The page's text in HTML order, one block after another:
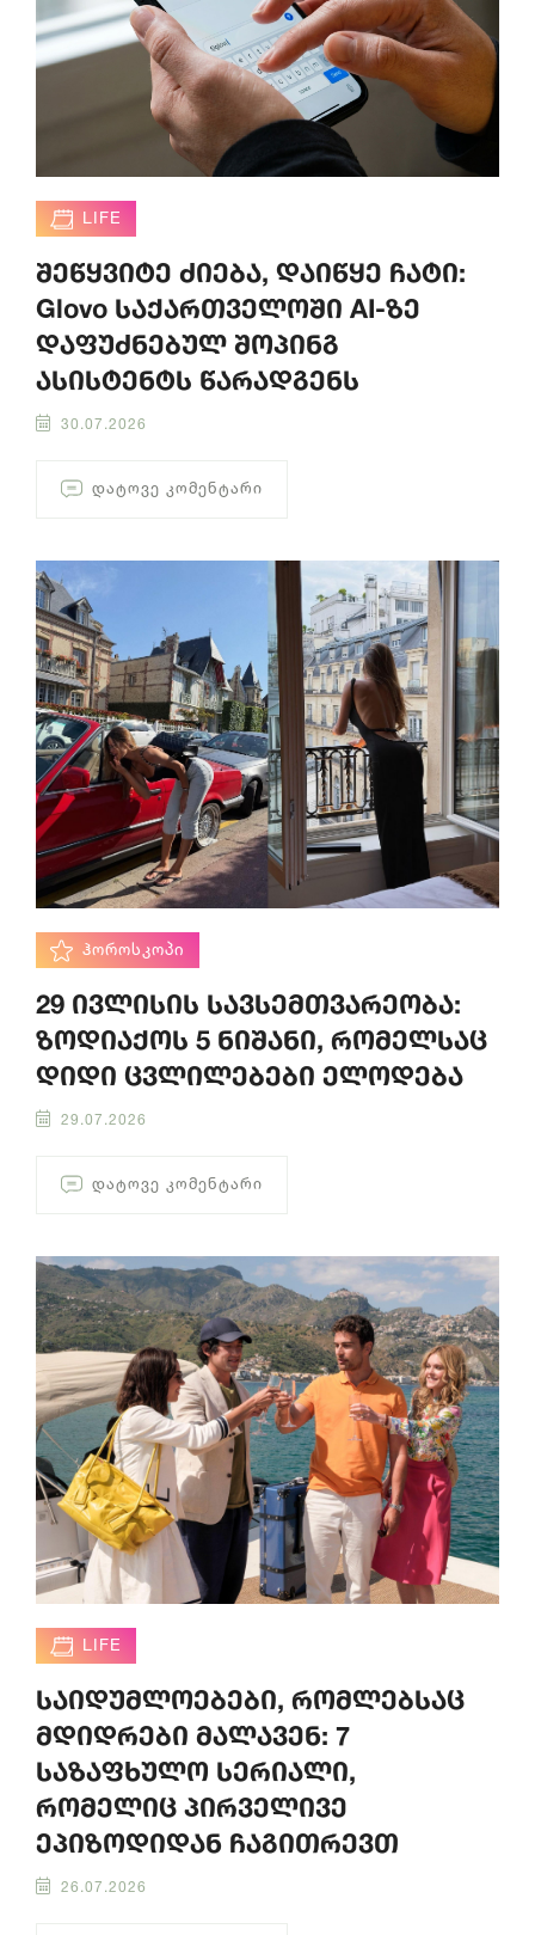
LIFE
შეწყვიტე ძიება, დაიწყე ჩატი:
Glovo საქართველოში AI-ზე
დაფუძნებულ შოპინგ
ასისტენტს წარადგენს
30.07.2026
ᲓᲐᲢᲝᲕᲔ ᲙᲝᲛᲔᲜᲢᲐᲠᲘ
ᲰᲝᲠᲝᲡᲙᲝᲞᲘ
29 ივლისის სავსემთვარეობა:
ზოდიაქოს 5 ნიშანი, რომელსაც
დიდი ცვლილებები ელოდება
29.07.2026
ᲓᲐᲢᲝᲕᲔ ᲙᲝᲛᲔᲜᲢᲐᲠᲘ
LIFE
საიდუმლოებები, რომლებსაც
მდიდრები მალავენ: 7
საზაფხულო სერიალი,
რომელიც პირველივე
ეპიზოდიდან ჩაგითრევთ
26.07.2026